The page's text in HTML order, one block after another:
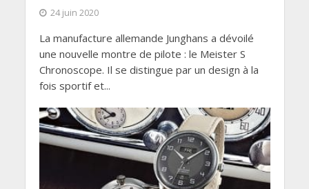
24 juin 2020
La manufacture allemande Junghans a dévoilé
une nouvelle montre de pilote : le Meister S
Chronoscope. Il se distingue par un design à la
fois sportif et...